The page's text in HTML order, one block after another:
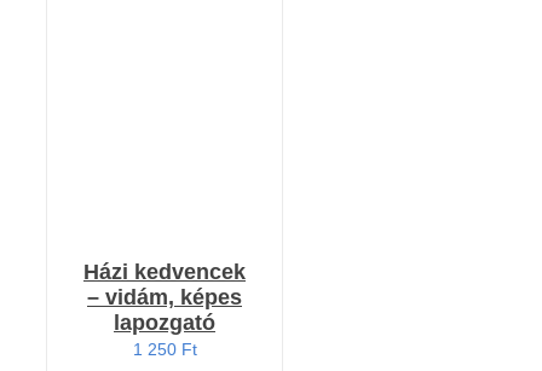
Házi kedvencek
– vidám, képes
lapozgató
1 250 Ft